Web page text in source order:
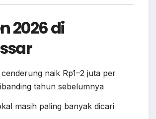
2026 di
naik Rp1–2 juta per
tahun sebelumnya
masih paling banyak dicari